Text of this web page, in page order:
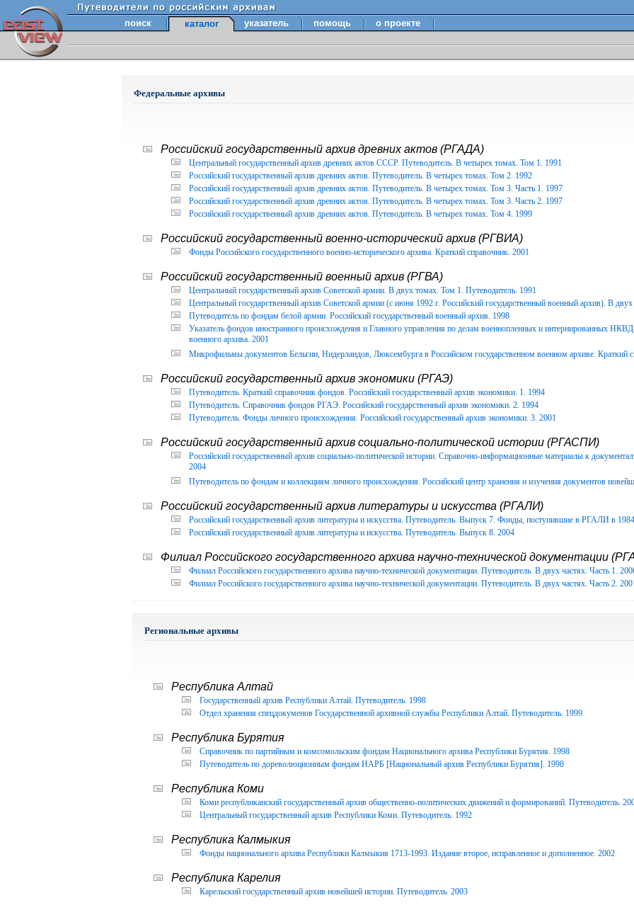
поиск каталог указатель помощь о проекте
Федеральные архивы
Российский государственный архив древних актов (РГАДА)
Центральный государственный архив древних актов СССР. Путеводитель. В четырех томах. Том 1. 1991
Российский государственный архив древних актов. Путеводитель. В четырех томах. Том 2. 1992
Российский государственный архив древних актов. Путеводитель. В четырех томах. Том 3. Часть 1. 1997
Российский государственный архив древних актов. Путеводитель. В четырех томах. Том 3. Часть 2. 1997
Российский государственный архив древних актов. Путеводитель. В четырех томах. Том 4. 1999
Российский государственный военно-исторический архив (РГВИА)
Фонды Российского государственного военно-исторического архива. Краткий справочник. 2001
Российский государственный военный архив (РГВА)
Центральный государственный архив Советской армии. В двух томах. Том 1. Путеводитель. 1991
Центральный государственный архив Советской армии (с июня 1992 г. Российский государственный военный архив). В
Путеводитель по фондам белой армии. Российский государственный военный архив. 1998
Указатель фондов иностранного происхождения и Главного управления по делам военнопленных и интернированных
военного архива. 2001
Микрофильмы документов Бельгии, Нидерландов, Люксембурга в Российском государственном военном архиве. Краткий
Российский государственный архив экономики (РГАЭ)
Путеводитель. Краткий справочник фондов. Российский государственный архив экономики. 1. 1994
Путеводитель. Справочник фондов РГАЭ. Российский государственный архив экономики. 2. 1994
Путеводитель. Фонды личного происхождения. Российский государственный архив экономики. 3. 2001
Российский государственный архив социально-политической истории (РГАСПИ)
Российский государственный архив социально-политической истории. Справочно-информационные материалы к
2004
Путеводитель по фондам и коллекциям личного происхождения. Российский центр хранения и изучения документов
Российский государственный архив литературы и искусства (РГАЛИ)
Российский государственный архив литературы и искусства. Путеводитель. Выпуск 7. Фонды, поступившие в РГАЛИ в
Российский государственный архив литературы и искусства. Путеводитель. Выпуск 8. 2004
Филиал Российского государственного архива научно-технической документации
Филиал Российского государственного архива научно-технической документации. Путеводитель. В двух частях. Часть 1.
Филиал Российского государственного архива научно-технической документации. Путеводитель. В двух частях. Часть 2.
Региональные архивы
Республика Алтай
Государственный архив Республики Алтай. Путеводитель. 1998
Отдел хранения спецдокуменов Государственной архивной службы Республики Алтай. Путеводитель. 1999
Республика Бурятия
Справочник по партийным и комсомольским фондам Национального архива Республики Бурятия. 1998
Путеводитель по дореволюционным фондам НАРБ [Национальный архив Республики Бурятия]. 1998
Республика Коми
Коми республиканский государственный архив общественно-политических движений и формирований. Путеводитель.
Центральный государственный архив Республики Коми. Путеводитель. 1992
Республика Калмыкия
Фонды национального архива Республики Калмыкия 1713-1993. Издание второе, исправленное и дополненное. 2002
Республика Карелия
Карельский государственный архив новейшей истории. Путеводитель. 2003